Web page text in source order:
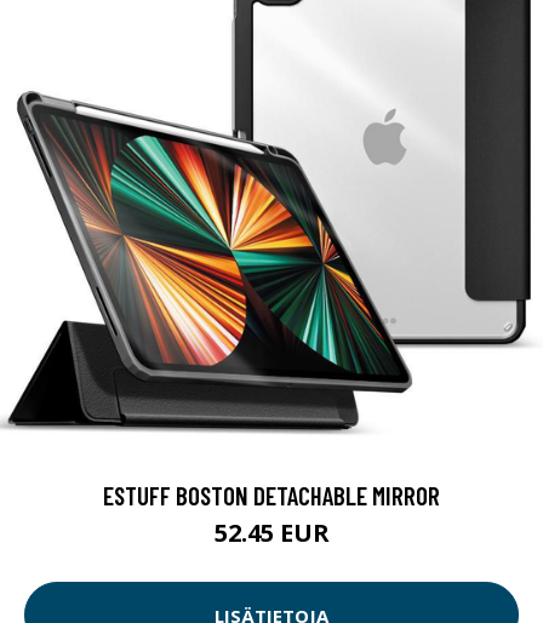
ESTUFF BOSTON DETACHABLE MIRROR
52.45 EUR
LISÄTIETOJA